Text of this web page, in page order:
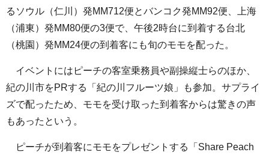
るソウル（仁川）発MM712便とバンコク発MM92便、上海
（浦東）発MM80便の3便で、午後2時台に到着する台北
（桃園）発MM24便の到着客にも旬のモモを配った。
イベントにはピーチの客室乗務員や副操縦士らのほか、
紀の川市をPRする「紀の川フルーツ娘」も参加。サプライ
ズで配ったため、モモを受け取った到着客からは驚きの声
もあったという。
ピーチが到着客にモモをプレゼントする「Share Peach